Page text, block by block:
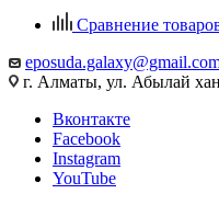
Сравнение
г. Алматы, ул. Абылай
Вконтакте
Facebook
Instagram
YouTube